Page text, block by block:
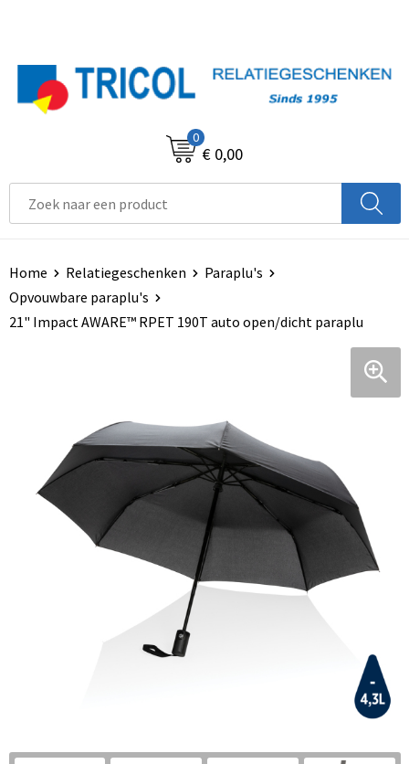
0
€ 0,00
Home Relatiegeschenken
Paraplu's
Opvouwbare paraplu's
21" Impact AWARE™ RPET 190T auto open/dicht paraplu